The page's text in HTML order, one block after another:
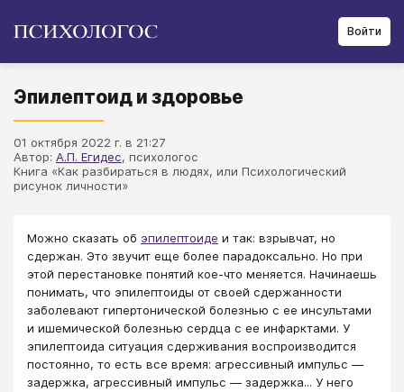
Войти
Эпилептоид и здоровье
01 октября 2022 г. в 21:27
Автор: А.П. Егидес, психологос
Книга «Как разбираться в людях, или Психологический
рисунок личности»
Можно сказать об эпилептоиде и так: взрывчат, но
сдержан. Это звучит еще более парадоксально. Но при
этой перестановке понятий кое-что меняется. Начинаешь
понимать, что эпилептоиды от своей сдержанности
заболевают гипертонической болезнью с ее инсультами
и ишемической болезнью сердца с ее инфарктами. У
эпилептоида ситуация сдерживания воспроизводится
постоянно, то есть все время: агрессивный импульс —
задержка, агрессивный импульс — задержка... У него